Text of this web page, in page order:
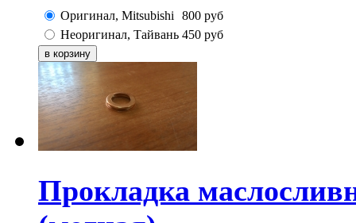
Оригинал, Mitsubishi 800 руб
Неоригинал, Тайвань 450 руб
Прокладка